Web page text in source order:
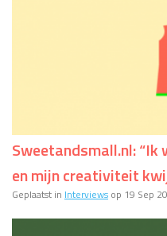
Sweetandsmall.nl: “Ik
en mijn creativiteit
Geplaatst in Interviews op 19 Sep